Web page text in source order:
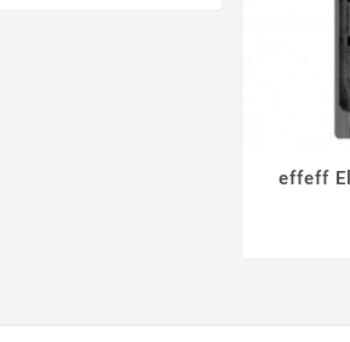
effeff